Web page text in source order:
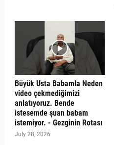
Büyük Usta Babamla Neden
video çekmediğimizi
anlatıyoruz. Bende
istesemde şuan babam
istemiyor. - Gezginin Rotası
July 28, 2026